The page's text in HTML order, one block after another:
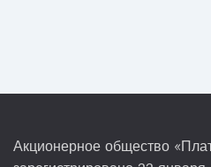
Акционерное общество